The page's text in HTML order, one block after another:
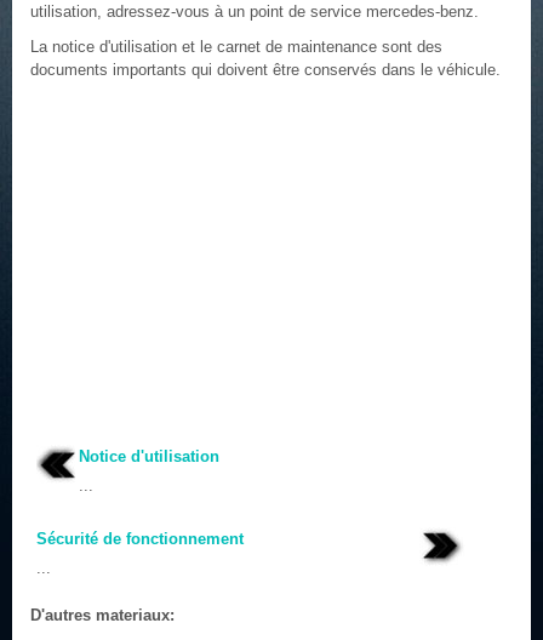
utilisation, adressez-vous à un point de service mercedes-benz.
La notice d'utilisation et le carnet de maintenance sont des
documents importants qui doivent être conservés dans le véhicule.
Notice d'utilisation
...
Sécurité de fonctionnement
...
D'autres materiaux: